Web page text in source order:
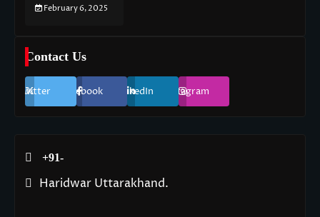
February 6, 2025
Contact Us
Twitter Facebook LinkedIn Instagram
+91-
Haridwar Uttarakhand.